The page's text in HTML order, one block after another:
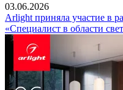
03.06.2026
Arlight приняла участие в
«Специалист в области